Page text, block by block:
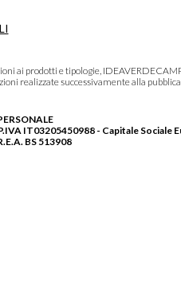
ai prodotti e tipologie,
realizzate successivamente alla
IT03205450988 - Capitale Sociale
BS 513908